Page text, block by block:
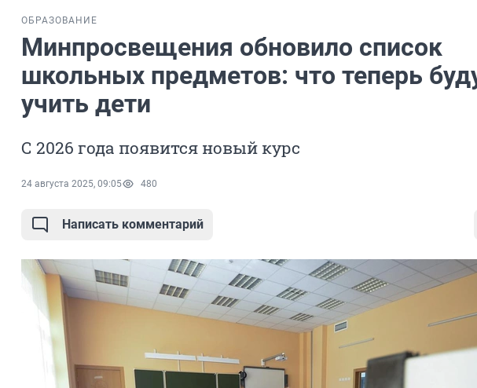
ОБРАЗОВАНИЕ
Минпросвещения обновило список
школьных предметов: что теперь
учить дети
С 2026 года появится новый курс
24 августа 2025, 09:05 480
Написать комментарий